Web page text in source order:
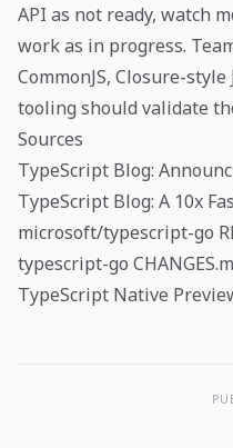
API as not ready, watch
work as in progress.
CommonJS, Closure-
tooling should validate
Sources
TypeScript Blog:
TypeScript Blog: A 10x
microsoft/typescript-go
typescript-go
TypeScript Native